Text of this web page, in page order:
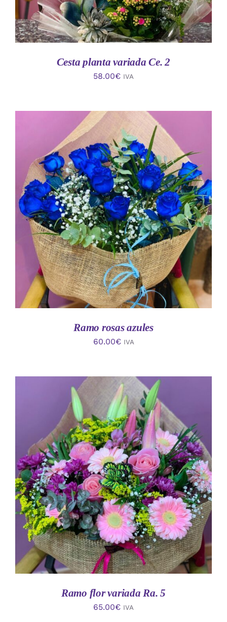
Cesta planta variada Ce. 2
58.00€ IVA
AÑADIR AL CARRITO
/
DETALLES
Ramo rosas azules
60.00€ IVA
AÑADIR AL CARRITO
/
DETALLES
Ramo flor variada Ra. 5
65.00€ IVA